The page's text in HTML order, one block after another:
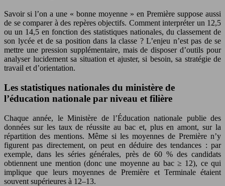
Savoir si l’on a une « bonne moyenne » en Première suppose aussi
de se comparer à des repères objectifs. Comment interpréter un 12,5
ou un 14,5 en fonction des statistiques nationales, du classement de
son lycée et de sa position dans la classe ? L’enjeu n’est pas de se
mettre une pression supplémentaire, mais de disposer d’outils pour
analyser lucidement sa situation et ajuster, si besoin, sa stratégie de
travail et d’orientation.
Les statistiques nationales du ministère de
l’éducation nationale par niveau et filière
Chaque année, le Ministère de l’Éducation nationale publie des
données sur les taux de réussite au bac et, plus en amont, sur la
répartition des mentions. Même si les moyennes de Première n’y
figurent pas directement, on peut en déduire des tendances : par
exemple, dans les séries générales, près de 60 % des candidats
obtiennent une mention (donc une moyenne au bac ≥ 12), ce qui
implique que leurs moyennes de Première et Terminale étaient
souvent supérieures à 12–13.